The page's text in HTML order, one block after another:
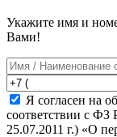
Укажите имя и
Вами!
Я согласен на
соответствии с ФЗ
25.07.2011 г.) «О